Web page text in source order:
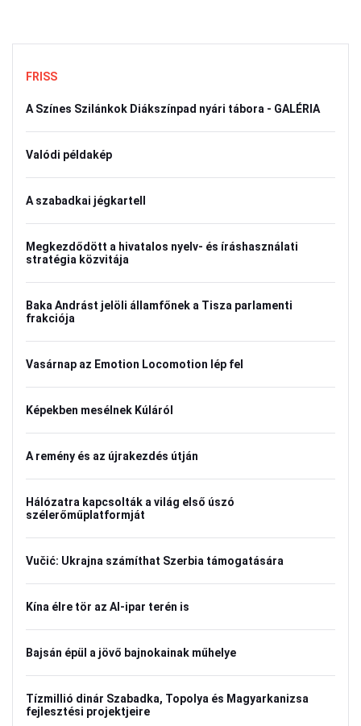
FRISS
A Színes Szilánkok Diákszínpad nyári tábora - GALÉRIA
Valódi példakép
A szabadkai jégkartell
Megkezdődött a hivatalos nyelv- és íráshasználati
stratégia közvitája
Baka Andrást jelöli államfőnek a Tisza parlamenti
frakciója
Vasárnap az Emotion Locomotion lép fel
Képekben mesélnek Kúláról
A remény és az újrakezdés útján
Hálózatra kapcsolták a világ első úszó
szélerőműplatformját
Vučić: Ukrajna számíthat Szerbia támogatására
Kína élre tör az AI-ipar terén is
Bajsán épül a jövő bajnokainak műhelye
Tízmillió dinár Szabadka, Topolya és Magyarkanizsa
fejlesztési projektjeire